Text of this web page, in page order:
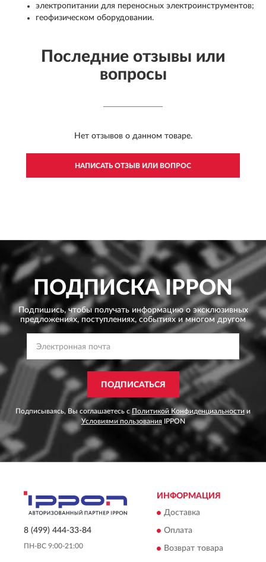
электропитании для переносных электроинструментов;
геофизическом оборудовании.
Последние отзывы или
вопросы
Нет отзывов о данном товаре.
НАПИСАТЬ ОТЗЫВ ИЛИ ВОПРОС
ПОДПИСКАIPPON
Подпишись, чтобы получать информацию о эксклюзивных
предложениях,поступлениях, событиях и многом другом
ПОДПИСАТЬСЯ
Подписываясь, Вы соглашаетесь с Политикой Конфиденциальности и
Условиями пользованияIPPON
8 (499) 444-33-84
ПН-ВС 9:00-21:00
ИНФОРМАЦИЯ
Доставка
Оплата
Возврат товара